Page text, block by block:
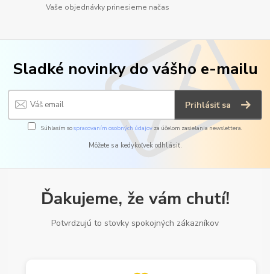
Vaše objednávky prinesieme načas
Sladké novinky do vášho e-mailu
Prihlásiť sa
Súhlasím sospracovaním osobných údajov za účelom zasielania newslettera.
Môžete sa kedykoľvek odhlásiť.
Ďakujeme, že vám chutí!
Potvrdzujú to stovky spokojných zákazníkov